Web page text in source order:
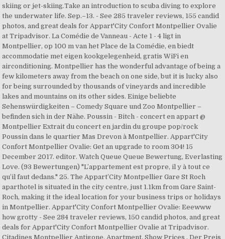
skiing or jet-skiing.Take an introduction to scuba diving to explore
the underwater life. Sep.–13. - See 285 traveler reviews, 155 candid
photos, and great deals for Appart'City Confort Montpellier Ovalie
at Tripadvisor. La Comédie de Vanneau - Acte 1 - 4 ligt in
Montpellier, op 100 m van het Place de la Comédie, en biedt
accommodatie met eigen kookgelegenheid, gratis WiFi en
airconditioning. Montpellier has the wonderful advantage of being a
few kilometers away from the beach on one side, but it is lucky also
for being surrounded by thousands of vineyards and incredible
lakes and mountains on its other sides. Einige beliebte
Sehenswürdigkeiten – Comedy Square und Zoo Montpellier –
befinden sich in der Nähe. Poussin - Bitch - concert en appart @
Montpellier Extrait du concert en jardin du groupe pop/rock
Poussin dans le quartier Mas Drevon à Montpellier. Appart'City
Confort Montpellier Ovalie: Get an upgrade to room 304! 15
December 2017. editor. Watch Queue Queue Bewertung, Everlasting
Love. (93 Bewertungen) "L’appartement est propre, il y à tout ce
qu’il faut dedans." 25. The Appart’City Montpellier Gare St Roch
aparthotel is situated in the city centre, just 1.1km from Gare Saint-
Roch, making it the ideal location for your business trips or holidays
in Montpellier. Appart'City Confort Montpellier Ovalie: Eeewww
how grotty - See 284 traveler reviews, 150 candid photos, and great
deals for Appart'City Confort Montpellier Ovalie at Tripadvisor.
Citadines Montpellier Antigone. Apartment. Show Prices . Der Preis